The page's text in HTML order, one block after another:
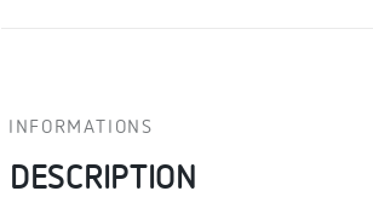
INFORMATIONS
DESCRIPTION